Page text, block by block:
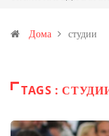
Иловица и со антимонот?
Дома студии
TAGS :